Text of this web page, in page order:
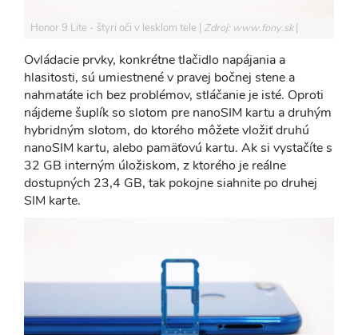
Honor 9 Lite - štyri oči v lesklom tele Zdroj: www.fony.sk
Ovládacie prvky, konkrétne tlačidlo napájania a
hlasitosti, sú umiestnené v pravej bočnej stene a
nahmatáte ich bez problémov, stláčanie je isté. Oproti
nájdeme šuplík so slotom pre nanoSIM kartu a druhým
hybridným slotom, do ktorého môžete vložiť druhú
nanoSIM kartu, alebo pamäťovú kartu. Ak si vystačíte s
32 GB interným úložiskom, z ktorého je reálne
dostupných 23,4 GB, tak pokojne siahnite po druhej
SIM karte.